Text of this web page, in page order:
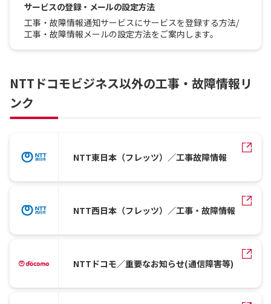
サービスの登録・メールの設定方法
工事・故障情報通知サービスにサービスを登録する方法/
工事・故障情報メールの設定方法をご案内します。
NTTドコモビジネス以外の工事・故障情報リ
ンク
NTT東日本（フレッツ）／工事故障情報
NTT西日本（フレッツ）／工事・故障情報
NTTドコモ／重要なお知らせ(通信障害等)